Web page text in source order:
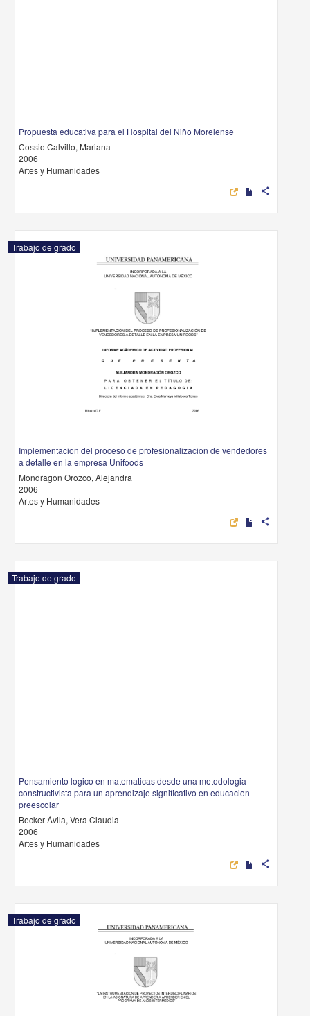
Propuesta educativa para el Hospital del Niño Morelense
Cossio Calvillo, Mariana
2006
Artes y Humanidades
share
Trabajo de grado
Implementacion del proceso de profesionalizacion de vendedores
a detalle en la empresa Unifoods
Mondragon Orozco, Alejandra
2006
Artes y Humanidades
share
Trabajo de grado
Pensamiento logico en matematicas desde una metodologia
constructivista para un aprendizaje significativo en educacion
preescolar
Becker Ávila, Vera Claudia
2006
Artes y Humanidades
share
Trabajo de grado